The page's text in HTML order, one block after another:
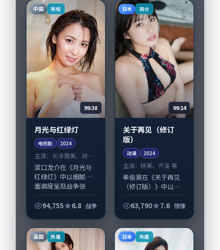
与重要戏份。故事围
绕当代都市中的抉...
中国 完结
99:38
月光与红绿灯
电视剧 2024
主演： 长泽雅美、胡歌
等
滨口龙介在《月光与
红绿灯》中以细腻场
面调度呈现战争张
领衔的表演层次丰
制作协同，2024-0...
94,755 6.8 战争
日本 高分
99:14
关于再见（修订
版）
动漫 2024
主演：杨幂、齐溪 等
奉俊昊在《关于再见
（修订版）》中以细
张力，杨幂、齐溪领
在日本完成制作协
同，2024-02-...
63,790 7.6 惊悚
英国 热播 日本 热播